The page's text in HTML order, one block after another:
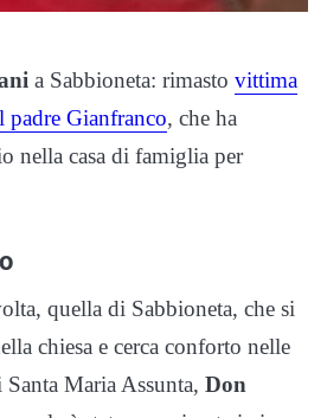
a Sabbioneta: rimasto vittima
padre Gianfranco, che ha
nella casa di famiglia per
quella di Sabbioneta, che si
chiesa e cerca conforto nelle
Maria Assunta, Don